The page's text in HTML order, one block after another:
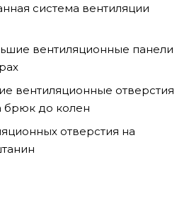
система вентиляции
вентиляционные панели
вентиляционные отверстия
брюк до колен
отверстия на